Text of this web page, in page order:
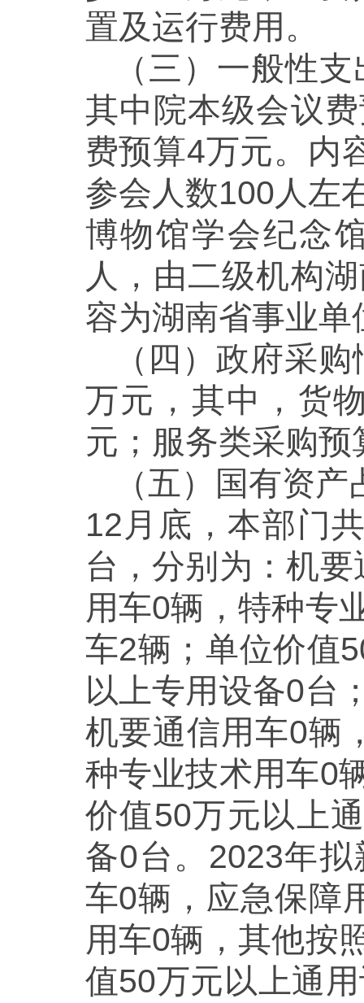
置及运行费用。
（三）一般性
其中院本级会议
费预算4万元。内
参会人数100人左
博物馆学会纪念
人，由二级机构
容为湖南省事业
（四）政府采
万元，其中，货
元；服务类采购预
（五）国有资
12月底，本部门
台，分别为：机
用车0辆，特种专
车2辆；单位价值
以上专用设备0台
机要通信用车0辆
种专业技术用车0
价值50万元以上
备0台。2023年
车0辆，应急保障
用车0辆，其他按
值50万元以上通